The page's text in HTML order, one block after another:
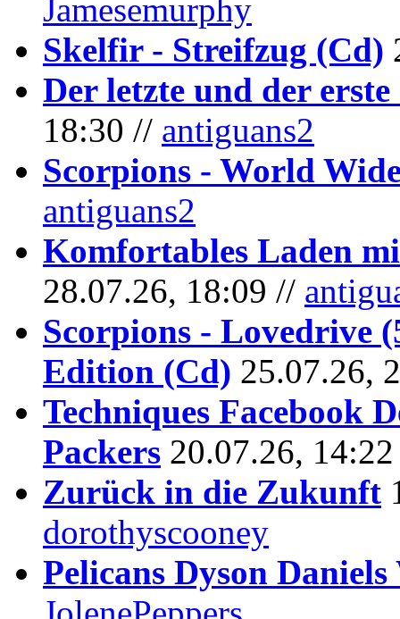
Jamesemurphy
Skelfir - Streifzug (Cd)
Der letzte und der erste
18:30 // antiguans2
Scorpions - World
antiguans2
Komfortables Laden
28.07.26, 18:09 //
Scorpions - Lovedrive
Edition (Cd) 25.07.26,
Techniques Facebook
Packers 20.07.26,
Zurück in die Zukunft
dorothyscooney
Pelicans Dyson